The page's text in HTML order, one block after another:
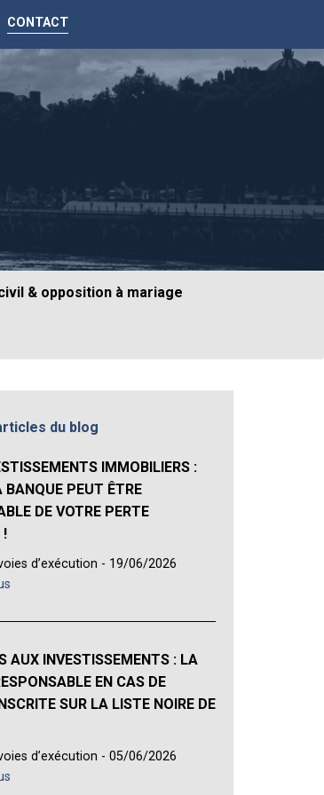
CONTACT
& opposition à mariage
du blog
IMMOBILIERS :
BANQUE PEUT ÊTRE
DE VOTRE PERTE
!
d’exécution - 19/06/2026
AUX INVESTISSEMENTS : LA
EN CAS DE
SUR LA LISTE NOIRE DE
d’exécution - 05/06/2026